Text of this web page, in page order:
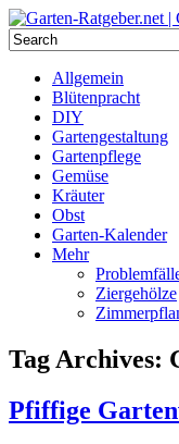
Allgemein
Blütenpracht
DIY
Gartengestaltung
Gartenpflege
Gemüse
Kräuter
Obst
Garten-Kalender
Mehr
Ziergehölze
Tag Archives:
Pfiffige